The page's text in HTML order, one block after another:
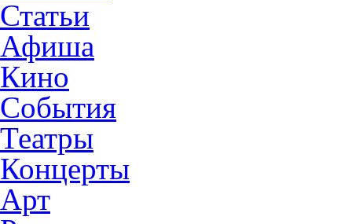
Статьи
Афиша
Кино
События
Театры
Концерты
Арт